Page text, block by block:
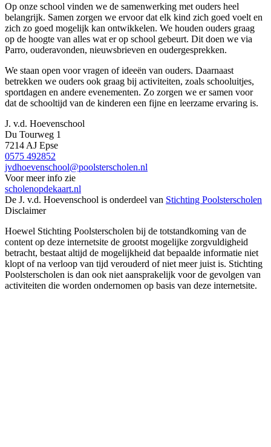
Op onze school vinden we de samenwerking met ouders heel
belangrijk. Samen zorgen we ervoor dat elk kind zich goed voelt en
zich zo goed mogelijk kan ontwikkelen. We houden ouders graag
op de hoogte van alles wat er op school gebeurt. Dit doen we via
Parro, ouderavonden, nieuwsbrieven en oudergesprekken.
We staan open voor vragen of ideeën van ouders. Daarnaast
betrekken we ouders ook graag bij activiteiten, zoals schooluitjes,
sportdagen en andere evenementen. Zo zorgen we er samen voor
dat de schooltijd van de kinderen een fijne en leerzame ervaring is.
J. v.d. Hoevenschool
Du Tourweg 1
7214 AJ Epse
0575 492852
jvdhoevenschool@poolsterscholen.nl
Voor meer info zie
scholenopdekaart.nl
De J. v.d. Hoevenschool is onderdeel van Stichting Poolsterscholen
Disclaimer
Hoewel Stichting Poolsterscholen bij de totstandkoming van de
content op deze internetsite de grootst mogelijke zorgvuldigheid
betracht, bestaat altijd de mogelijkheid dat bepaalde informatie niet
klopt of na verloop van tijd verouderd of niet meer juist is. Stichting
Poolsterscholen is dan ook niet aansprakelijk voor de gevolgen van
activiteiten die worden ondernomen op basis van deze internetsite.